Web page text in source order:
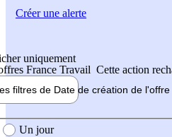
uniquement
France Travail Cette action
filtres de Date de création de l'offre
création de l'offre
Un jour
Créer une alerte